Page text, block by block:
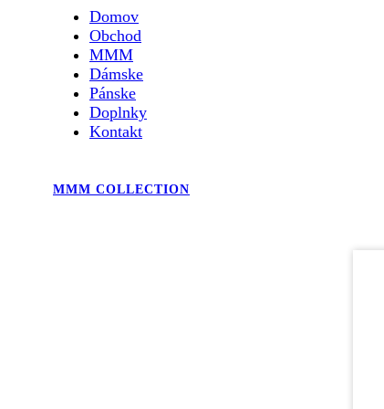
Domov
Obchod
MMM
Dámske
Pánske
Doplnky
Kontakt
MMM COLLECTION